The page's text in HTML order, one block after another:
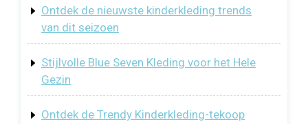
Ontdek de nieuwste kinderkleding trends
van dit seizoen
Stijlvolle Blue Seven Kleding voor het Hele
Gezin
Ontdek de Trendy Kinderkleding-tekoop